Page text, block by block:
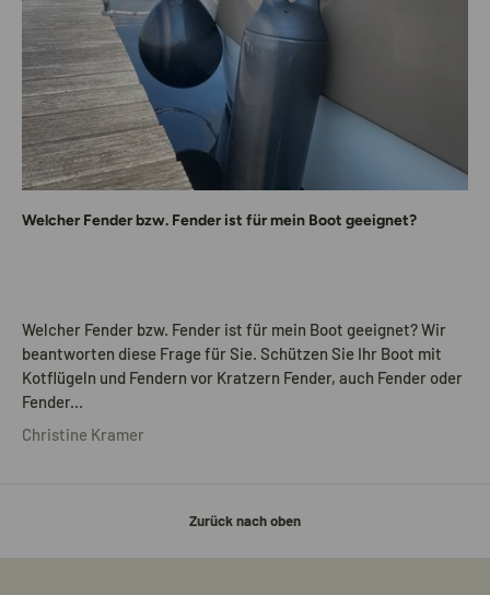
Welcher Fender bzw. Fender ist für mein Boot geeignet?
Welcher Fender bzw. Fender ist für mein Boot geeignet? Wir
beantworten diese Frage für Sie. Schützen Sie Ihr Boot mit
Kotflügeln und Fendern vor Kratzern Fender, auch Fender oder
Fender...
Christine Kramer
Zurück nach oben